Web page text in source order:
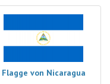
Flagge von Nicaragua